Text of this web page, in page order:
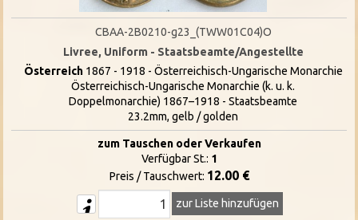
CBAA-2B0210-g23_(TWW01C04)O
Livree, Uniform - Staatsbeamte/Angestellte
Österreich1867 - 1918 - Österreichisch-Ungarische Monarchie
Österreichisch-Ungarische Monarchie (k. u. k.
Doppelmonarchie) 1867–1918 - Staatsbeamte
23.2mm, gelb / golden
zum Tauschen oder Verkaufen
Verfügbar St.: 1
Preis / Tauschwert: 12.00 €
zur Liste hinzufügen